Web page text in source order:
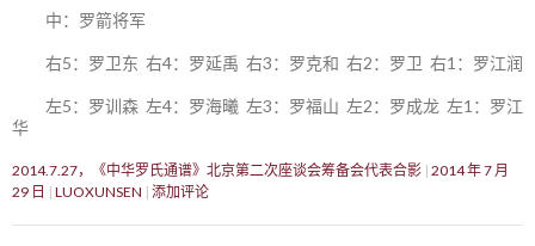
中：罗箭将军
右5：罗卫东 右4：罗延禹 右3：罗克和 右2：罗卫 右1：罗江润
左5：罗训森 左4：罗海曦 左3：罗福山 左2：罗成龙 左1：罗江
华
2014.7.27，《中华罗氏通谱》北京第二次座谈会筹备会代表合影 2014 年 7 月
29 日
LUOXUNSEN 添加评论